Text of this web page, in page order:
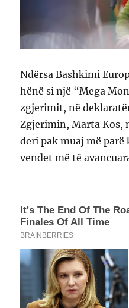
Ndërsa Bashkimi
hënë si një “Mega
zgjerimit, në
Zgjerimin, Marta Kos,
deri pak muaj më
vendet më të